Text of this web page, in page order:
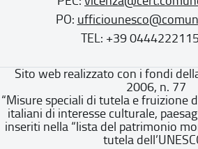
PO:
TEL: +39
Sito web realizzato con i fondi
2006, n. 77
“Misure speciali di tutela e fruizione
italiani di interesse culturale,
inseriti nella “lista del patrimonio
tutela